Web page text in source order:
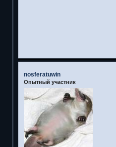
nosferatuwin
Опытный участник